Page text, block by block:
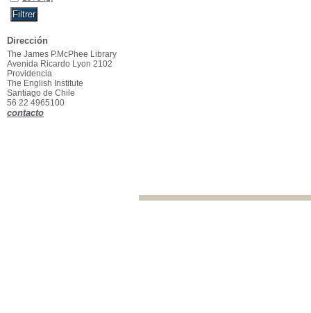
Dirección
The James P.McPhee Library
Avenida Ricardo Lyon 2102
Providencia
The English Institute
Santiago de Chile
56 22 4965100
contacto